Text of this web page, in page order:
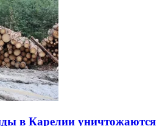
в Карелии уничтожаются